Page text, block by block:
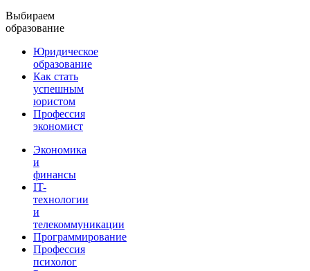
Выбираем
образование
Юридическое
образование
Как стать
успешным
юристом
Профессия
экономист
Экономика
и
финансы
IT-
технологии
и
телекоммуникации
Программирование
Профессия
психолог